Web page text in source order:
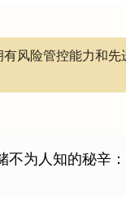
风险管控能力和
不为人知的秘辛